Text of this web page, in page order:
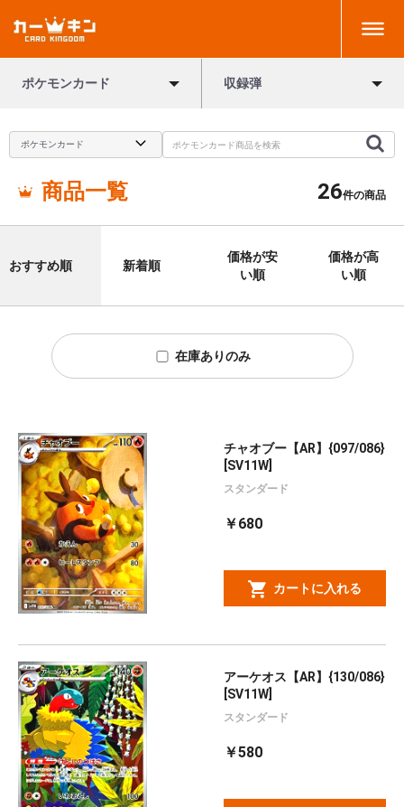
ポケモンカード 収録弾
商品一覧 26件の商品
おすすめ順 新着順
価格が安
い順
価格が高
い順
在庫ありのみ
チャオブー【AR】{097/086}
[SV11W]
スタンダード
￥680
カートに入れる
アーケオス【AR】{130/086}
[SV11W]
スタンダード
￥580